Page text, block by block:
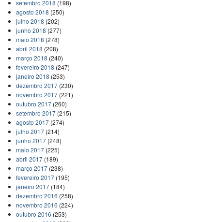
setembro 2018 (198)
agosto 2018 (250)
julho 2018 (202)
junho 2018 (277)
maio 2018 (278)
abril 2018 (208)
março 2018 (240)
fevereiro 2018 (247)
janeiro 2018 (253)
dezembro 2017(230)
novembro 2017(221)
outubro 2017(260)
setembro 2017(215)
agosto 2017(274)
julho 2017(214)
junho 2017(248)
maio 2017(225)
abril 2017(189)
março 2017(238)
fevereiro 2017(195)
janeiro 2017(184)
dezembro 2016 (258)
novembro 2016 (224)
outubro 2016 (253)